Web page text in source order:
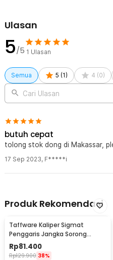
1 x HUAN MEI Working Pad
Ulasan
5/5 1 Ulasan
Semua 5 (1 ) 4 (0)
Cari Ulasan
butuh cepat
tolong stok dong di Makassar,
17 Sep 2023, F*****i
Produk Rekomendasi
Taffware Kaliper Sigmat
Penggaris Jangka Sorong
Digital LCD 150mm - SH20
Rp81.400
Rp129.900 38%